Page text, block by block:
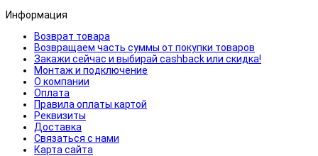
Информация
Возврат товара
Возвращаем часть суммы от покупки товаров
Закажи сейчас и выбирай cashback или скидка!
Монтаж и подключение
О компании
Оплата
Правила оплаты картой
Реквизиты
Доставка
Связаться с нами
Карта сайта